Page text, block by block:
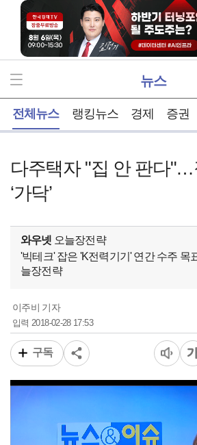
뉴스
전체뉴스 랭킹뉴스 경제 증권
다주택자 "집 안 판다"…
‘가닥’
와우넷 오늘장전략
'빅테크' 잡은 'K전력기기' 연간 수주 목
늘장전략
이주비 기자
입력 2018-02-28 17:53
구독